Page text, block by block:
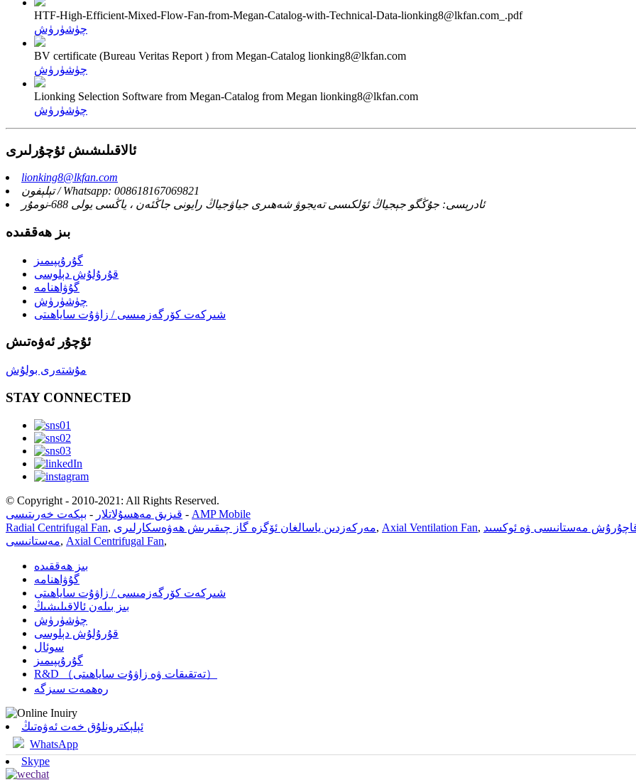
HTF-High-Efficient-Mixed-Flow-Fan-from-Megan-Catalog-with-Technical-Data-lionking8@lkfan.com_.pdf
چۈشۈرۈش
BV certificate (Bureau Veritas Report ) from Megan-Catalog lionking8@lkfan.com
چۈشۈرۈش
Lionking Selection Software from Megan-Catalog from Megan lionking8@lkfan.com
چۈشۈرۈش
ئالاقىلىشىش ئۇچۇرلىرى
lionking8@lkfan.com
تېلېفون / Whatsapp: 008618167069821
ئادرېسى: جۇڭگو جېجياڭ ئۆلكىسى تەيجوۋ شەھىرى جياۋجياڭ رايونى جاڭئەن ، ياڭسى يولى 688-نومۇر
بىز ھەققىدە
گۇرۇپپىمىز
قۇرۇلۇش دېلوسى
گۇۋاھنامە
چۈشۈرۈش
شىركەت كۆرگەزمىسى / زاۋۇت ساياھىتى
ئۇچۇر ئەۋەتىش
مۇشتەرى بولۇش
STAY CONNECTED
© Copyright - 2010-2021: All Rights Reserved.
قىزىق مەھسۇلاتلار - بېكەت خەرىتىسى - AMP Mobile
Radial Centrifugal Fan, مەركەزدىن ياسالغان ئۆگزە گاز چىقىرىش ھەۋەسكارلىرى, Axial Ventilation Fan, مەستانىسى ۋە ئوكسىد
مەستانىسى, Axial Centrifugal Fan,
بىز ھەققىدە
گۇۋاھنامە
شىركەت كۆرگەزمىسى / زاۋۇت ساياھىتى
بىز بىلەن ئالاقىلىشىڭ
چۈشۈرۈش
قۇرۇلۇش دېلوسى
سوئال
گۇرۇپپىمىز
R&D （تەتقىقات ۋە زاۋۇت ساياھىتى）
رەھمەت سىزگە
ئېلېكترونلۇق خەت ئەۋەتىڭ
WhatsApp
Skype